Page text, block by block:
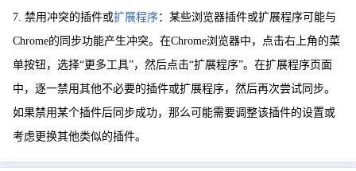
7. 禁用冲突的插件或扩展程序：某些浏览器插件或扩展程序可能与
Chrome的同步功能产生冲突。在Chrome浏览器中，点击右上角的菜
单按钮，选择“更多工具”，然后点击“扩展程序”。在扩展程序页面
中，逐一禁用其他不必要的插件或扩展程序，然后再次尝试同步。
如果禁用某个插件后同步成功，那么可能需要调整该插件的设置或
考虑更换其他类似的插件。